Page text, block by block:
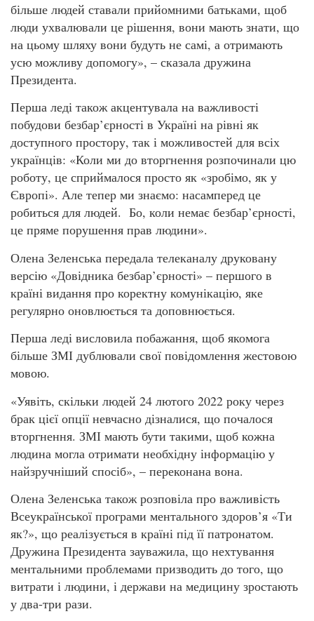
більше людей ставали прийомними батьками, щоб
люди ухвалювали це рішення, вони мають знати, що
на цьому шляху вони будуть не самі, а отримають
усю можливу допомогу», – сказала дружина
Президента.
Перша леді також акцентувала на важливості
побудови безбар’єрності в Україні на рівні як
доступного простору, так і можливостей для всіх
українців: «Коли ми до вторгнення розпочинали цю
роботу, це сприймалося просто як «зробімо, як у
Європі». Але тепер ми знаємо: насамперед це
робиться для людей. Бо, коли немає безбар’єрності,
це пряме порушення прав людини».
Олена Зеленська передала телеканалу друковану
версію «Довідника безбар’єрності» – першого в
країні видання про коректну комунікацію, яке
регулярно оновлюється та доповнюється.
Перша леді висловила побажання, щоб якомога
більше ЗМІ дублювали свої повідомлення жестовою
мовою.
«Уявіть, скільки людей 24 лютого 2022 року через
брак цієї опції невчасно дізналися, що почалося
вторгнення. ЗМІ мають бути такими, щоб кожна
людина могла отримати необхідну інформацію у
найзручніший спосіб», – переконана вона.
Олена Зеленська також розповіла про важливість
Всеукраїнської програми ментального здоров’я «Ти
як?», що реалізується в країні під її патронатом.
Дружина Президента зауважила, що нехтування
ментальними проблемами призводить до того, що
витрати і людини, і держави на медицину зростають
у два-три рази.